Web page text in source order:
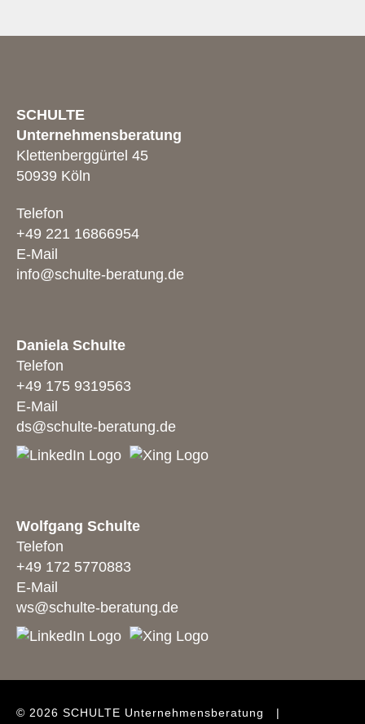
SCHULTE
Unternehmensberatung
Klettenberggürtel 45
50939 Köln
Telefon
+49 221 16866954
E-Mail
info@schulte-beratung.de
Daniela Schulte
Telefon
+49 175 9319563
E-Mail
ds@schulte-beratung.de
Wolfgang Schulte
Telefon
+49 172 5770883
E-Mail
ws@schulte-beratung.de
© 2026 SCHULTE Unternehmensberatung |